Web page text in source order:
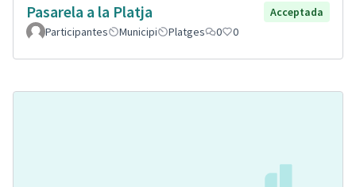
Pasarela a la Platja
Acceptada
Participantes
Municipi Platges 0 0